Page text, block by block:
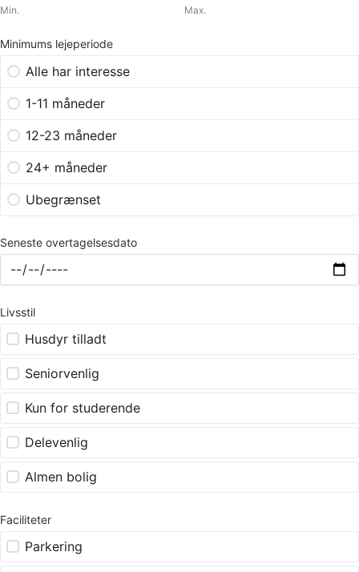
Min. Max.
Minimums lejeperiode
Alle har interesse
1-11 måneder
12-23 måneder
24+ måneder
Ubegrænset
Seneste overtagelsesdato
Livsstil
Husdyr tilladt
Seniorvenlig
Kun for studerende
Delevenlig
Almen bolig
Faciliteter
Parkering